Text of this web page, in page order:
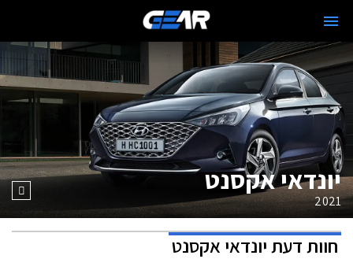
יונדאי אקסנט
2021
חוות דעתיונדאי אקסנט